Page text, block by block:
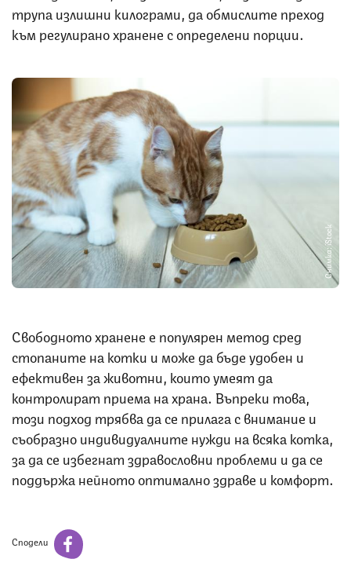
трупа излишни килограми, да обмислите преход
към регулирано хранене с определени порции.
Снимка: iStock
Свободното хранене е популярен метод сред
стопаните на котки и може да бъде удобен и
ефективен за животни, които умеят да
контролират приема на храна. Въпреки това,
този подход трябва да се прилага с внимание и
съобразно индивидуалните нужди на всяка котка,
за да се избегнат здравословни проблеми и да се
поддържа нейното оптимално здраве и комфорт.
Сподели